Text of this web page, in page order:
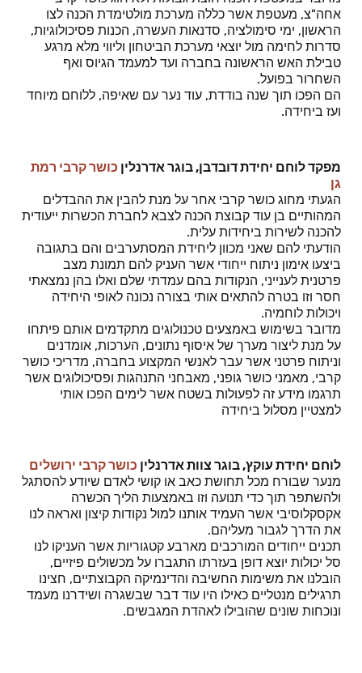
אחה"צ, מעטפת אשר כללה מערכת מולטימדת הכנה לצו
הראשון, ימי סימולציה, סדנאות העשרה, הכנות פסיכולוגיות,
סדרות לחימה מול יוצאי מערכת הביטחון וליווי מלא מרגע
טבילת האש הראשונה בחברה ועד למעמד הגיוס ואף
השחרור בפועל.
הם הפכו תוך שנה בודדת, עוד נער עם שאיפה, ללוחם מיוחד
ועז ביחידה.
מפקד לוחם יחידת דובדבן, בוגר אדרנלין כושר קרבי רמת
גן
הגעתי מחוג כושר קרבי אחר על מנת להבין את ההבדלים
המהותיים בן עוד קבוצת הכנה לצבא לחברת הכשרות ייעודית
להכנה לשירות ביחידות עלית.
הודעתי להם שאני מכוון ליחידת המסתערבים והם בתגובה
ביצעו אימון ניתוח ייחודי אשר העניק להם תמונת מצב
פרטנית לענייני, הנקודות בהם עמדתי שלם ואלו בהן נמצאתי
חסר וזו בטרה להתאים אותי בצורה נכונה לאופי היחידה
ויכולות לוחמיה.
מדובר בשימוש באמצעים טכנולוגים מתקדמים אותם פיתחו
על מנת ליצור מערך של איסוף נתונים, הערכות, אומדנים
וניתוח פרטני אשר עבר לאנשי המקצוע בחברה, מדריכי כושר
קרבי, מאמני כושר גופני, מאבחני התנהגות ופסיכולוגים אשר
תרגמו מידע זה לפעולות בשטח אשר לימים הפכו אותי
למצטיין מסלול ביחידה
לוחם יחידת עוקץ, בוגר צוות אדרנלין כושר קרבי ירושלים
מנער שבורח מכל תחושת כאב או קושי לאדם שיודע להסתגל
ולהשתפר תוך כדי תנועה וזו באמצעות הליך הכשרה
אקסקלוסיבי אשר העמיד אותנו למול נקודות קיצון ואראה לנו
את הדרך לגבור מעליהם.
תכנים ייחודים המורכבים מארבע קטגוריות אשר העניקו לנו
סל יכולות יוצא דופן בעזרתו התגברו על מכשולים פיזיים,
הובלנו את משימות החשיבה והדינמיקה הקבוצתיים, חצינו
תרגילים מנטליים כאילו היו עוד דבר שבשגרה ושידרנו מעמד
ונוכחות שונים שהובילו לאהדת המגבשים.